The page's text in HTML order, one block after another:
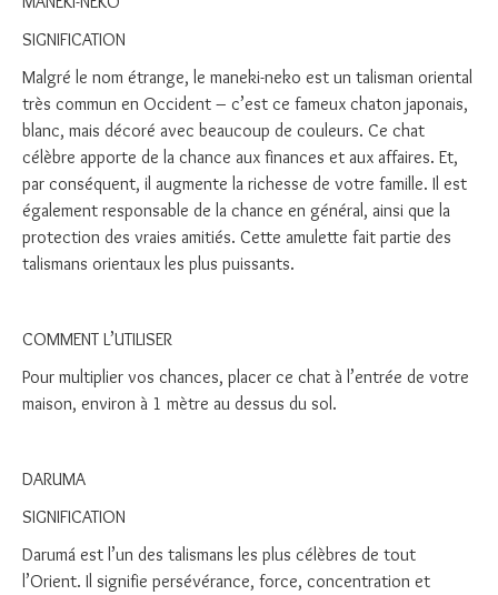
SIGNIFICATION
Malgré le nom étrange, le maneki-neko est un talisman oriental
très commun en Occident – c’est ce fameux chaton japonais,
blanc, mais décoré avec beaucoup de couleurs. Ce chat
célèbre apporte de la chance aux finances et aux affaires. Et,
par conséquent, il augmente la richesse de votre famille. Il est
également responsable de la chance en général, ainsi que la
protection des vraies amitiés. Cette amulette fait partie des
talismans orientaux les plus puissants.
COMMENT L’UTILISER
Pour multiplier vos chances, placer ce chat à l’entrée de votre
maison, environ à 1 mètre au dessus du sol.
DARUMA
SIGNIFICATION
Darumá est l’un des talismans les plus célèbres de tout
l’Orient. Il signifie persévérance, force, concentration et